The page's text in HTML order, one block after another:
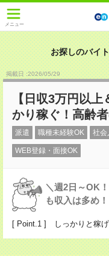
メニュー
お探しのバイ
掲載日 :2026/05/29
【日収3万円以
かり稼ぐ！高齢
派遣 職種未経験OK 社会
WEB登録・面接OK
＼週2日～OK
も収入は多め！
[ Point.1 ] しっかりと稼